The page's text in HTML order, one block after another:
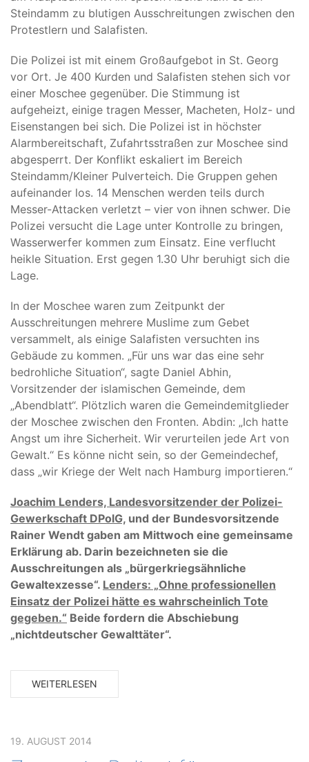
Steindamm zu blutigen Ausschreitungen zwischen den
Protestlern und Salafisten.
Die Polizei ist mit einem Großaufgebot in St. Georg
vor Ort. Je 400 Kurden und Salafisten stehen sich vor
einer Moschee gegenüber. Die Stimmung ist
aufgeheizt, einige tragen Messer, Macheten, Holz- und
Eisenstangen bei sich. Die Polizei ist in höchster
Alarmbereitschaft, Zufahrtsstraßen zur Moschee sind
abgesperrt. Der Konflikt eskaliert im Bereich
Steindamm/Kleiner Pulverteich. Die Gruppen gehen
aufeinander los. 14 Menschen werden teils durch
Messer-Attacken verletzt – vier von ihnen schwer. Die
Polizei versucht die Lage unter Kontrolle zu bringen,
Wasserwerfer kommen zum Einsatz. Eine verflucht
heikle Situation. Erst gegen 1.30 Uhr beruhigt sich die
Lage.
In der Moschee waren zum Zeitpunkt der
Ausschreitungen mehrere Muslime zum Gebet
versammelt, als einige Salafisten versuchten ins
Gebäude zu kommen. „Für uns war das eine sehr
bedrohliche Situation“, sagte Daniel Abhin,
Vorsitzender der islamischen Gemeinde, dem
„Abendblatt“. Plötzlich waren die Gemeindemitglieder
der Moschee zwischen den Fronten. Abdin: „Ich hatte
Angst um ihre Sicherheit. Wir verurteilen jede Art von
Gewalt.“ Es könne nicht sein, so der Gemeindechef,
dass „wir Kriege der Welt nach Hamburg importieren.“
Joachim Lenders, Landesvorsitzender der Polizei-
Gewerkschaft DPolG, und der Bundesvorsitzende
Rainer Wendt gaben am Mittwoch eine gemeinsame
Erklärung ab. Darin bezeichneten sie die
Ausschreitungen als „bürgerkriegsähnliche
Gewaltexzesse“. Lenders: „Ohne professionellen
Einsatz der Polizei hätte es wahrscheinlich Tote
gegeben.“ Beide fordern die Abschiebung
„nichtdeutscher Gewalttäter“.
WEITERLESEN
19. AUGUST 2014